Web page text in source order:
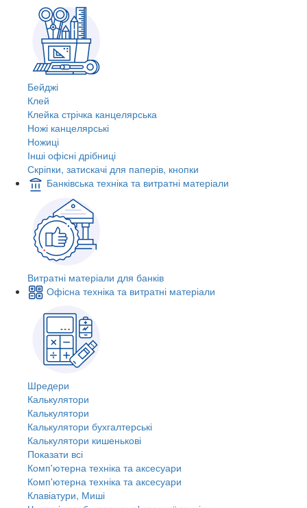
Бейджі
Клей
Клейка стрічка канцелярська
Ножі канцелярські
Ножиці
Інші офісні дрібниці
Скріпки, затискачі для паперів, кнопки
Банківська техніка та витратні матеріали
Витратні матеріали для банків
Офісна техніка та витратні матеріали
Шредери
Калькулятори
Калькулятори
Калькулятори бухгалтерські
Калькулятори кишенькові
Показати всі
Комп'ютерна техніка та аксесуари
Комп'ютерна техніка та аксесуари
Клавіатури, Миші